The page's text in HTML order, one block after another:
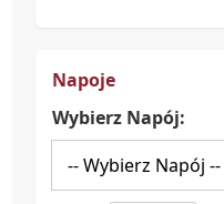
Napoje
Wybierz Napój: